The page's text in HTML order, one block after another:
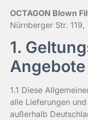
OCTAGON Blown
Nürnberger Str.
1.
Angebote
1.1 Diese
alle Lieferungen
außerhalb